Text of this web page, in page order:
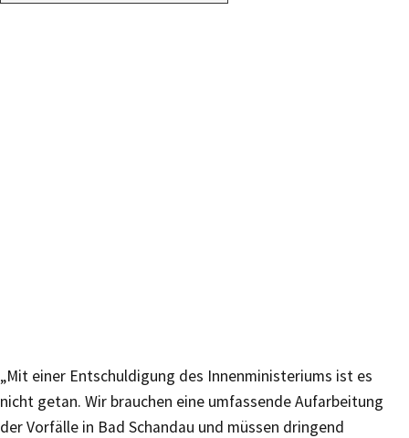
„Mit einer Entschuldigung des Innenministeriums ist es
nicht getan. Wir brauchen eine umfassende Aufarbeitung
der Vorfälle in Bad Schandau und müssen dringend